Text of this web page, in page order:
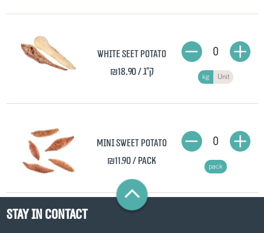
White seet potato
₪18.90 / ק"ג kg Unit
0
Mini Sweet Potato
₪11.90/ pack pack
0
Stay in contact